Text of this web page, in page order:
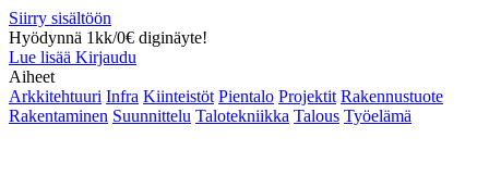
Siirry sisältöön
Hyödynnä 1kk/0€ diginäyte!
Lue lisää Kirjaudu
Aiheet
Arkkitehtuuri Infra Kiinteistöt Pientalo Projektit Rakennustuote
Rakentaminen Suunnittelu Talotekniikka Talous Työelämä